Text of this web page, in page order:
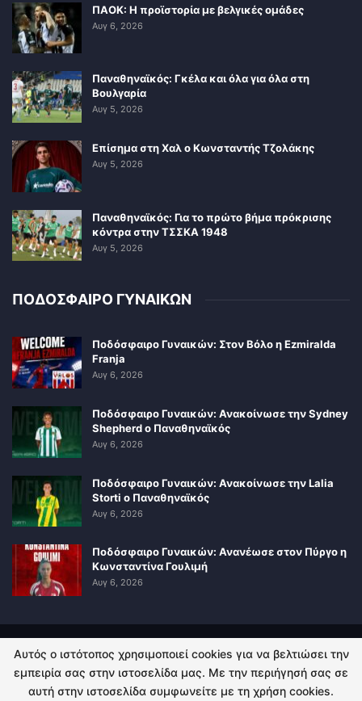
ΠΑΟΚ: Η προϊστορία με βελγικές ομάδες
Αυγ 6, 2026
Παναθηναϊκός: Γκέλα και όλα για όλα στη
Βουλγαρία
Αυγ 5, 2026
Επίσημα στη Χαλ ο Κωνσταντής Τζολάκης
Αυγ 5, 2026
Παναθηναϊκός: Για το πρώτο βήμα πρόκρισης
κόντρα στην ΤΣΣΚΑ 1948
Αυγ 5, 2026
ΠΟΔΟΣΦΑΙΡΟ ΓΥΝΑΙΚΩΝ
Ποδόσφαιρο Γυναικών: Στον Βόλο η Ezmiralda
Franja
Αυγ 6, 2026
Ποδόσφαιρο Γυναικών: Ανακοίνωσε την Sydney
Shepherd ο Παναθηναϊκός
Αυγ 6, 2026
Ποδόσφαιρο Γυναικών: Ανακοίνωσε την Lalia
Storti ο Παναθηναϊκός
Αυγ 6, 2026
Ποδόσφαιρο Γυναικών: Ανανέωσε στον Πύργο η
Κωνσταντίνα Γουλιμή
Αυγ 6, 2026
ΠΟΛΙΤΙΚΗ ΑΠΟΡΡΗΤΟΥ ΕΠΙΚΟΙΝΩΝΙΑ
Αυτός ο ιστότοπος χρησιμοποιεί cookies για να βελτιώσει την
εμπειρία σας στην ιστοσελίδα μας. Με την περιήγησή σας σε
αυτή στην ιστοσελίδα συμφωνείτε με τη χρήση cookies.